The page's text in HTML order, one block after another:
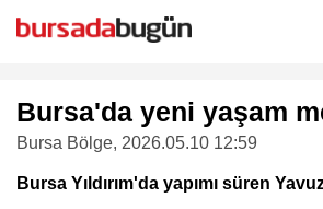
Bursa'da yeni yaşam
Bursa Bölge, 2026.05.10 12:59
Bursa Yıldırım'da yapımı süren